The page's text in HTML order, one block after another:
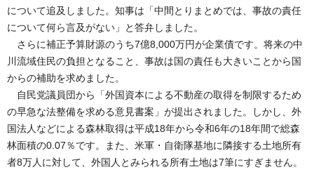
について追及しました。知事は「中間とりまとめでは、事故の責任
について何ら言及がない」と答弁しました。
さらに補正予算財源のうち7億8,000万円が企業債です。将来の中
川流域住民の負担となること、事故は国の責任も大きいことから国
からの補助を求めました。
自民党議員団から「外国資本による不動産の取得を制限するため
の早急な法整備を求める意見書案」が提出されました。しかし、外
国法人などによる森林取得は平成18年から令和6年の18年間で総森
林面積の0.07％です。また、米軍・自衛隊基地に隣接する土地所有
者8万人に対して、外国人とみられる所有土地は7筆にすぎません。